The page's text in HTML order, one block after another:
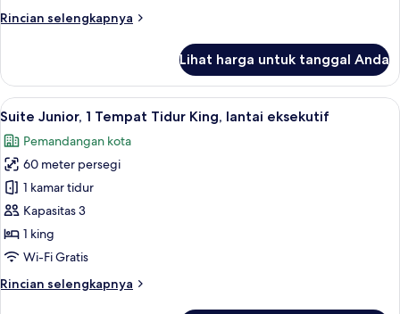
pemandangan
eksekutif
Rincian selengkapnya
Rincian
Kamar
Eksekutif,
1
Tidur
King,
pemandangan
kota,
lantai
eksekutif
Lihat harga untuk tanggal Anda
Lihat
semua
foto
untuk
Suite
Junior,
1
Tempat
King,
Suite Junior, 1 Tempat Tidur King,
14
Suite Junior, 1 Tempat Tidur King, lantai eksekutif
Pemandangan kota
60 meter persegi
1 kamar tidur
Kapasitas 3
1 king
Wi-Fi Gratis
Rincian selengkapnya
Rincian